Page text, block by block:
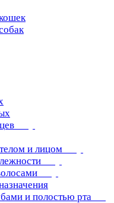
и лицом
и полостью рта